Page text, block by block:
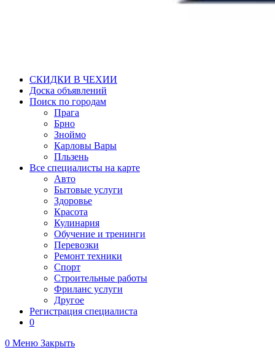
СКИДКИ В ЧЕХИИ
Доска объявлений
Поиск по городам
Прага
Брно
Зноймо
Карловы Вары
Пльзень
Все специалисты на карте
Авто
Бытовые услуги
Здоровье
Красота
Кулинария
Обучение и тренинги
Перевозки
Ремонт техники
Спорт
Строительные работы
Фриланс услуги
Другое
Регистрация специалиста
0
0 Меню Закрыть